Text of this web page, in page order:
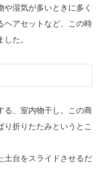
湿気が多いときに多く
ヘアセットなど、この時
た。
る、室内物干し。この商
折りたたみというとこ
土台をスライドさせるだ